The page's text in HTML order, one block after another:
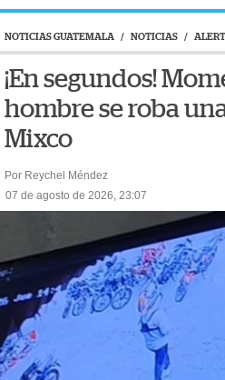
NOTICIAS GUATEMALA / NOTICIAS /
¡En segundos!
hombre se roba
Mixco
Por Reychel Méndez
07 de agosto de 2026, 23:07